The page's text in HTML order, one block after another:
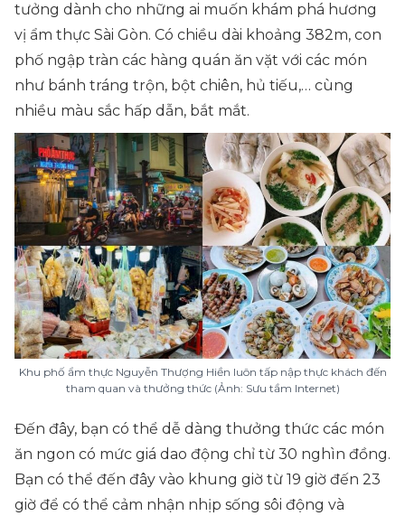
tưởng dành cho những ai muốn khám phá hương
vị ẩm thực Sài Gòn. Có chiều dài khoảng 382m, con
phố ngập tràn các hàng quán ăn vặt với các món
như bánh tráng trộn, bột chiên, hủ tiếu,… cùng
nhiều màu sắc hấp dẫn, bắt mắt.
Khu phố ẩm thực Nguyễn Thượng Hiền luôn tấp nập thực khách đến
tham quan và thưởng thức (Ảnh: Sưu tầm Internet)
Đến đây, bạn có thể dễ dàng thưởng thức các món
ăn ngon có mức giá dao động chỉ từ 30 nghìn đồng.
Bạn có thể đến đây vào khung giờ từ 19 giờ đến 23
giờ để có thể cảm nhận nhịp sống sôi động và